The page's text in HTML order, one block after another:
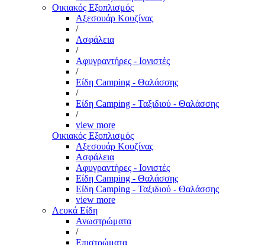
Οικιακός Εξοπλισμός
Αξεσουάρ Κουζίνας
/
Ασφάλεια
/
Αφυγραντήρες - Ιονιστές
/
Είδη Camping - Θαλάσσης
/
Είδη Camping - Ταξιδιού - Θαλάσσης
/
view more
Οικιακός Εξοπλισμός
Αξεσουάρ Κουζίνας
Ασφάλεια
Αφυγραντήρες - Ιονιστές
Είδη Camping - Θαλάσσης
Είδη Camping - Ταξιδιού - Θαλάσσης
view more
Λευκά Είδη
Ανωστρώματα
/
Επιστρώματα